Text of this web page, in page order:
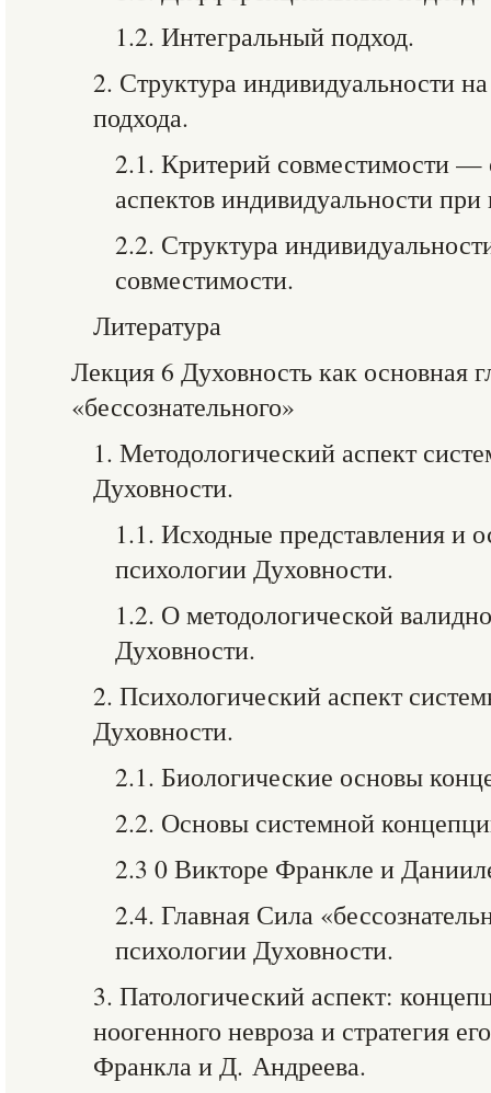
1.2. Интегральный подход.
2. Структура индивидуальности
подхода.
2.1. Критерий совместимости —
аспектов индивидуальности
2.2. Структура
совместимости.
Литература
Лекция 6 Духовность как основная
«бессознательного»
1. Методологический аспект
Духовности.
1.1. Исходные представления и
психологии Духовности.
1.2. О методологической
Духовности.
2. Психологический аспект
Духовности.
2.1. Биологические основы
2.2. Основы системной
2.3 0 Викторе Франкле и
2.4. Главная Сила
психологии Духовности.
3. Патологический аспект:
ноогенного невроза и стратегия
Франкла и Д. Андреева.